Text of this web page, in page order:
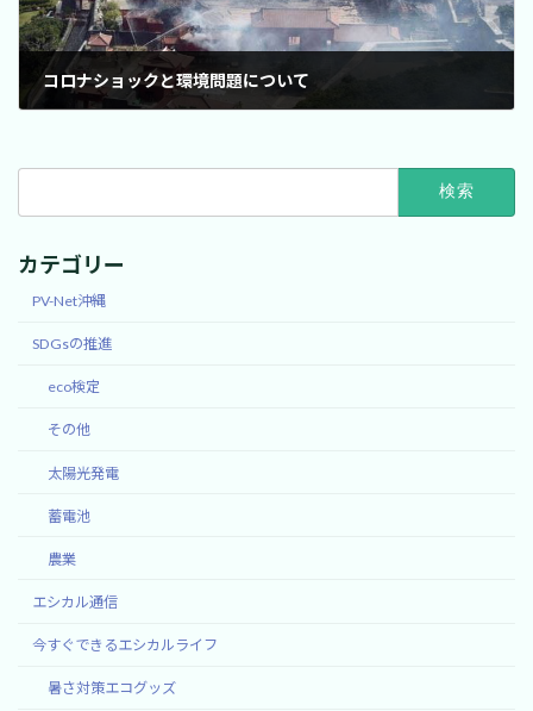
コロナショックと環境問題について
カテゴリー
PV-Net沖縄
SDGsの推進
eco検定
その他
太陽光発電
蓄電池
農業
エシカル通信
今すぐできるエシカルライフ
暑さ対策エコグッズ